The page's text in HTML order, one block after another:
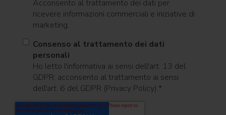
Acconsento al trattamento dei dati per
ricevere informazioni commerciali e iniziative di
marketing.
Consenso al trattamento dei dati
personali
Ho letto l'informativa ai sensi dell'art. 13 del
GDPR; acconsento al trattamento ai sensi
dell'art. 6 del GDPR (Privacy Policy).*